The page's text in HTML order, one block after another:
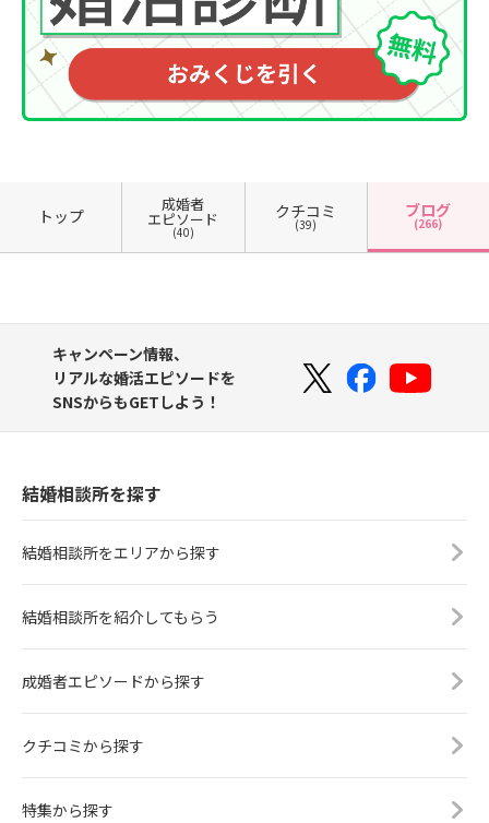
トップ
成婚者
エピソード
(40)
クチコミ
(39)
ブログ
(266)
キャンペーン情報、
リアルな婚活エピソードを
SNSからもGETしよう！
結婚相談所を探す
結婚相談所をエリアから探す
結婚相談所を紹介してもらう
成婚者エピソードから探す
クチコミから探す
特集から探す